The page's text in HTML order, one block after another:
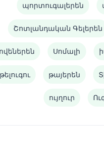
պորտուգալերեն
Շոտլանդական Գելերեն
Սոմալի
թելուգու թայերեն
ույղուր